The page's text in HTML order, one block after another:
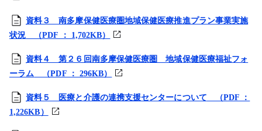
資料３ 南多摩保健医療圏地域保健医療推進プラン事業実施
状況 （PDF ： 1,702KB）
資料４ 第２６回南多摩保健医療圏 地域保健医療福祉フォ
ーラム （PDF ： 296KB）
資料５ 医療と介護の連携支援センターについて （PDF ：
1,226KB）